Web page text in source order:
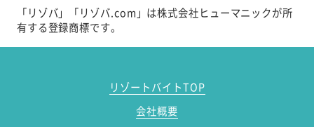
「リゾバ」「リゾバ.com」は株式会社ヒューマニックが所
有する登録商標です。
リゾートバイトTOP
会社概要